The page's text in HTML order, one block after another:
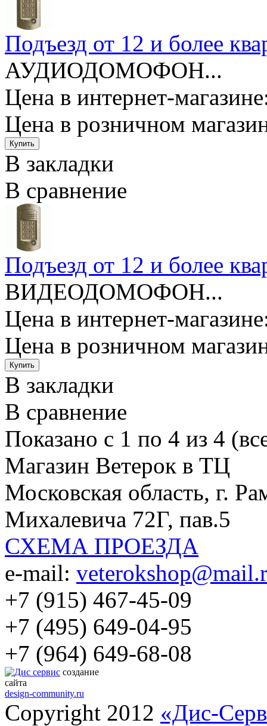
Подъезд от 12 и более
АУДИОДОМОФОН...
Цена в интернет-
Цена в розничном
В закладки
В сравнение
Подъезд от 12 и более
ВИДЕОДОМОФОН...
Цена в интернет-
Цена в розничном
В закладки
В сравнение
Показано с 1 по 4 из 4
Магазин Ветерок в ТЦ
Московская область, г.
Михалевича 72Г, пав.5
СХЕМА ПРОЕЗДА
e-mail:
+7 (915) 467-45-09
+7 (495) 649-04-95
+7 (964) 649-68-08
создание
сайта
design-community.ru
Copyright 2012 «Дис-